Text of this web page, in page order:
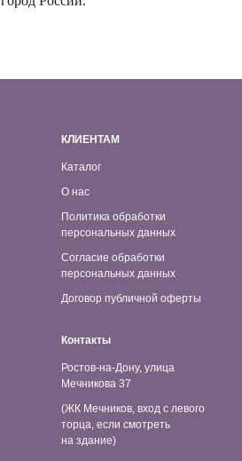
КЛИЕНТАМ
Каталог
О нас
Политика обработки
персональных данных
Согласие обработки
персональных данных
Договор публичной оферты
Контакты
Ростов-на-Дону, улица
Мечникова 37
(ЖК Мечников, вход с левого
торца, если смотреть
на здание)